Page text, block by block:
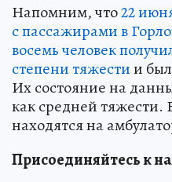
Напомним, что22
с пассажирами в
восемь человек
степени тяжестии
Их состояние на
как средней тяжести.
находятся на
Присоединяйтесь к